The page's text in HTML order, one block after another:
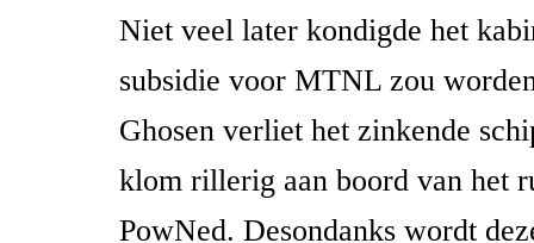
Niet veel later kondigde het
subsidie voor MTNL zou
Ghosen verliet het zinkende
klom rillerig aan boord van het
PowNed. Desondanks wordt